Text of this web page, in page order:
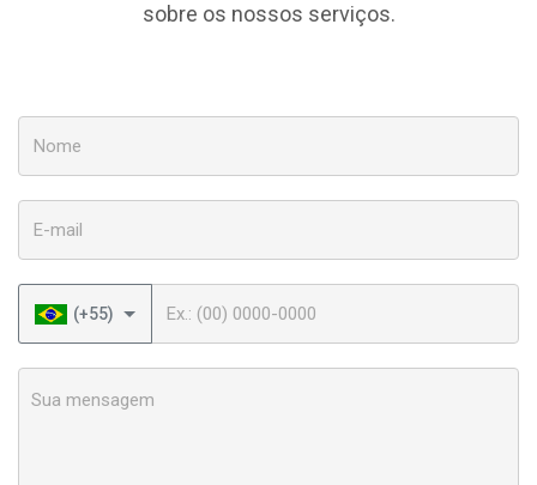
sobre os nossos serviços.
(+55)